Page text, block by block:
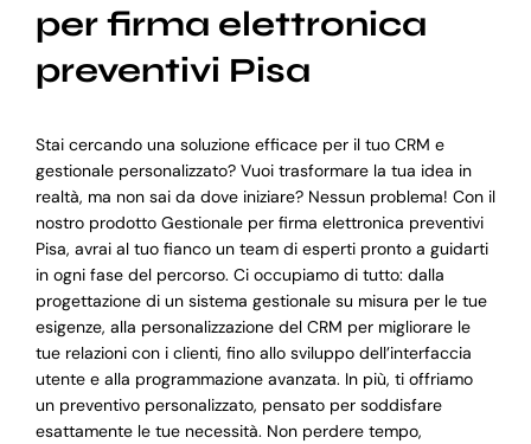
per firma elettronica
preventivi Pisa
Stai cercando una soluzione efficace per il tuo CRM e
gestionale personalizzato? Vuoi trasformare la tua idea in
realtà, ma non sai da dove iniziare? Nessun problema! Con il
nostro prodotto Gestionale per firma elettronica preventivi
Pisa, avrai al tuo fianco un team di esperti pronto a guidarti
in ogni fase del percorso. Ci occupiamo di tutto: dalla
progettazione di un sistema gestionale su misura per le tue
esigenze, alla personalizzazione del CRM per migliorare le
tue relazioni con i clienti, fino allo sviluppo dell’interfaccia
utente e alla programmazione avanzata. In più, ti offriamo
un preventivo personalizzato, pensato per soddisfare
esattamente le tue necessità. Non perdere tempo,